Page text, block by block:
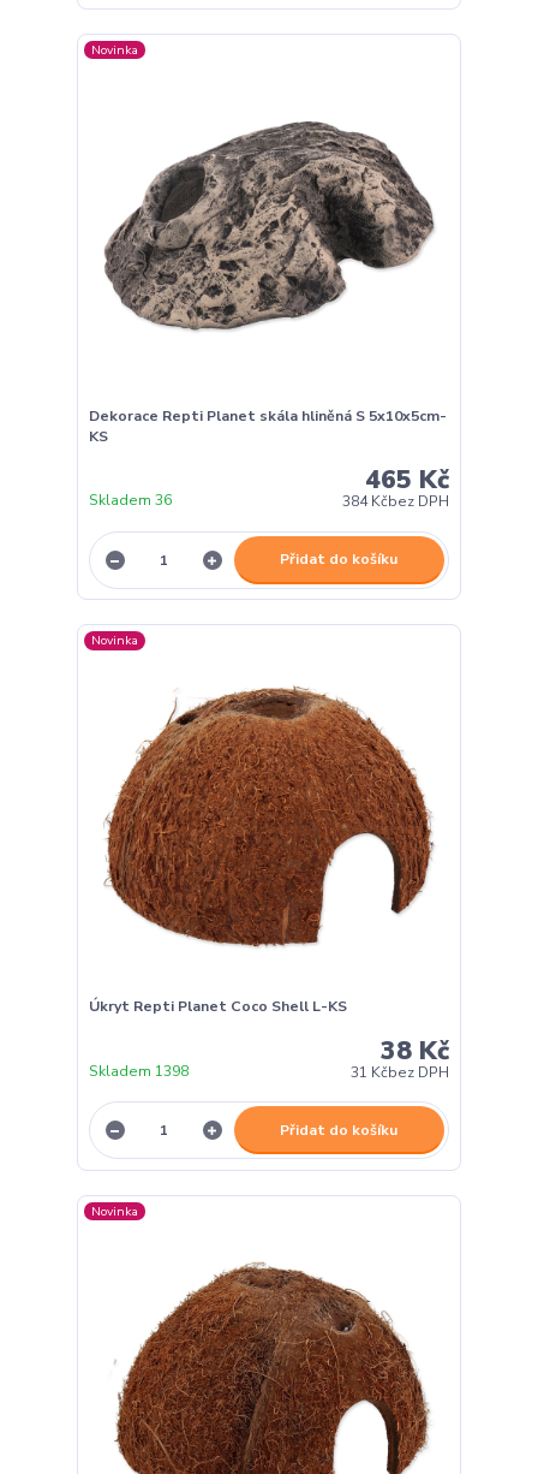
Novinka
Dekorace Repti Planet skála hliněná S 5x10x5cm-
KS
465 Kč
384 Kčbez DPH
Skladem 36
Přidat do košíku
Novinka
Úkryt Repti Planet Coco Shell L-KS
38 Kč
31 Kčbez DPH
Skladem 1398
Přidat do košíku
Novinka